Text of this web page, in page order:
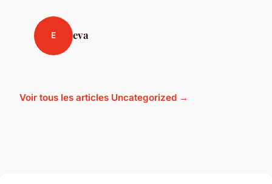
E eva
Voir tous les articles Uncategorized →